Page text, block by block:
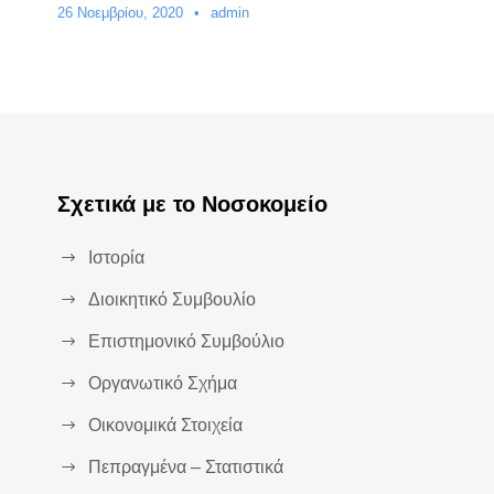
26 Νοεμβρίου, 2020 • admin
Σχετικά με το Νοσοκομείο
Ιστορία
Διοικητικό Συμβουλίο
Επιστημονικό Συμβούλιο
Οργανωτικό Σχήμα
Οικονομικά Στοιχεία
Πεπραγμένα – Στατιστικά